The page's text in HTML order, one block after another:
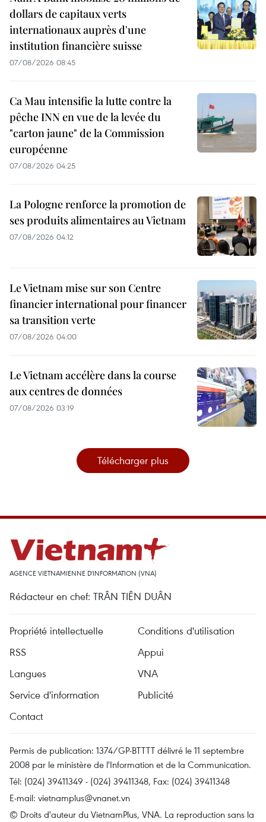
dollars de capitaux verts
internationaux auprès d'une
institution financière suisse
07/08/2026 08:45
Ca Mau intensifie la lutte contre la
pêche INN en vue de la levée du
"carton jaune" de la Commission
européenne
07/08/2026 04:25
La Pologne renforce la promotion de
ses produits alimentaires au Vietnam
07/08/2026 04:12
Le Vietnam mise sur son Centre
financier international pour financer
sa transition verte
07/08/2026 04:00
Le Vietnam accélère dans la course
aux centres de données
07/08/2026 03:19
Télécharger plus
AGENCE VIETNAMIENNE D'INFORMATION (VNA)
Rédacteur en chef: TRÂN TIÊN DUÂN
Propriété intellectuelle
Conditions d'utilisation
RSS
Appui
Langues
VNA
Service d'information
Publicité
Contact
Permis de publication: 1374/GP-BTTTT délivré le 11 septembre
2008 par le ministère de l'Information et de la Communication.
Tél: (024) 39411349 - (024) 39411348, Fax: (024) 39411348
E-mail: vietnamplus@vnanet.vn
© Droits d'auteur du VietnamPlus, VNA. La reproduction sans la